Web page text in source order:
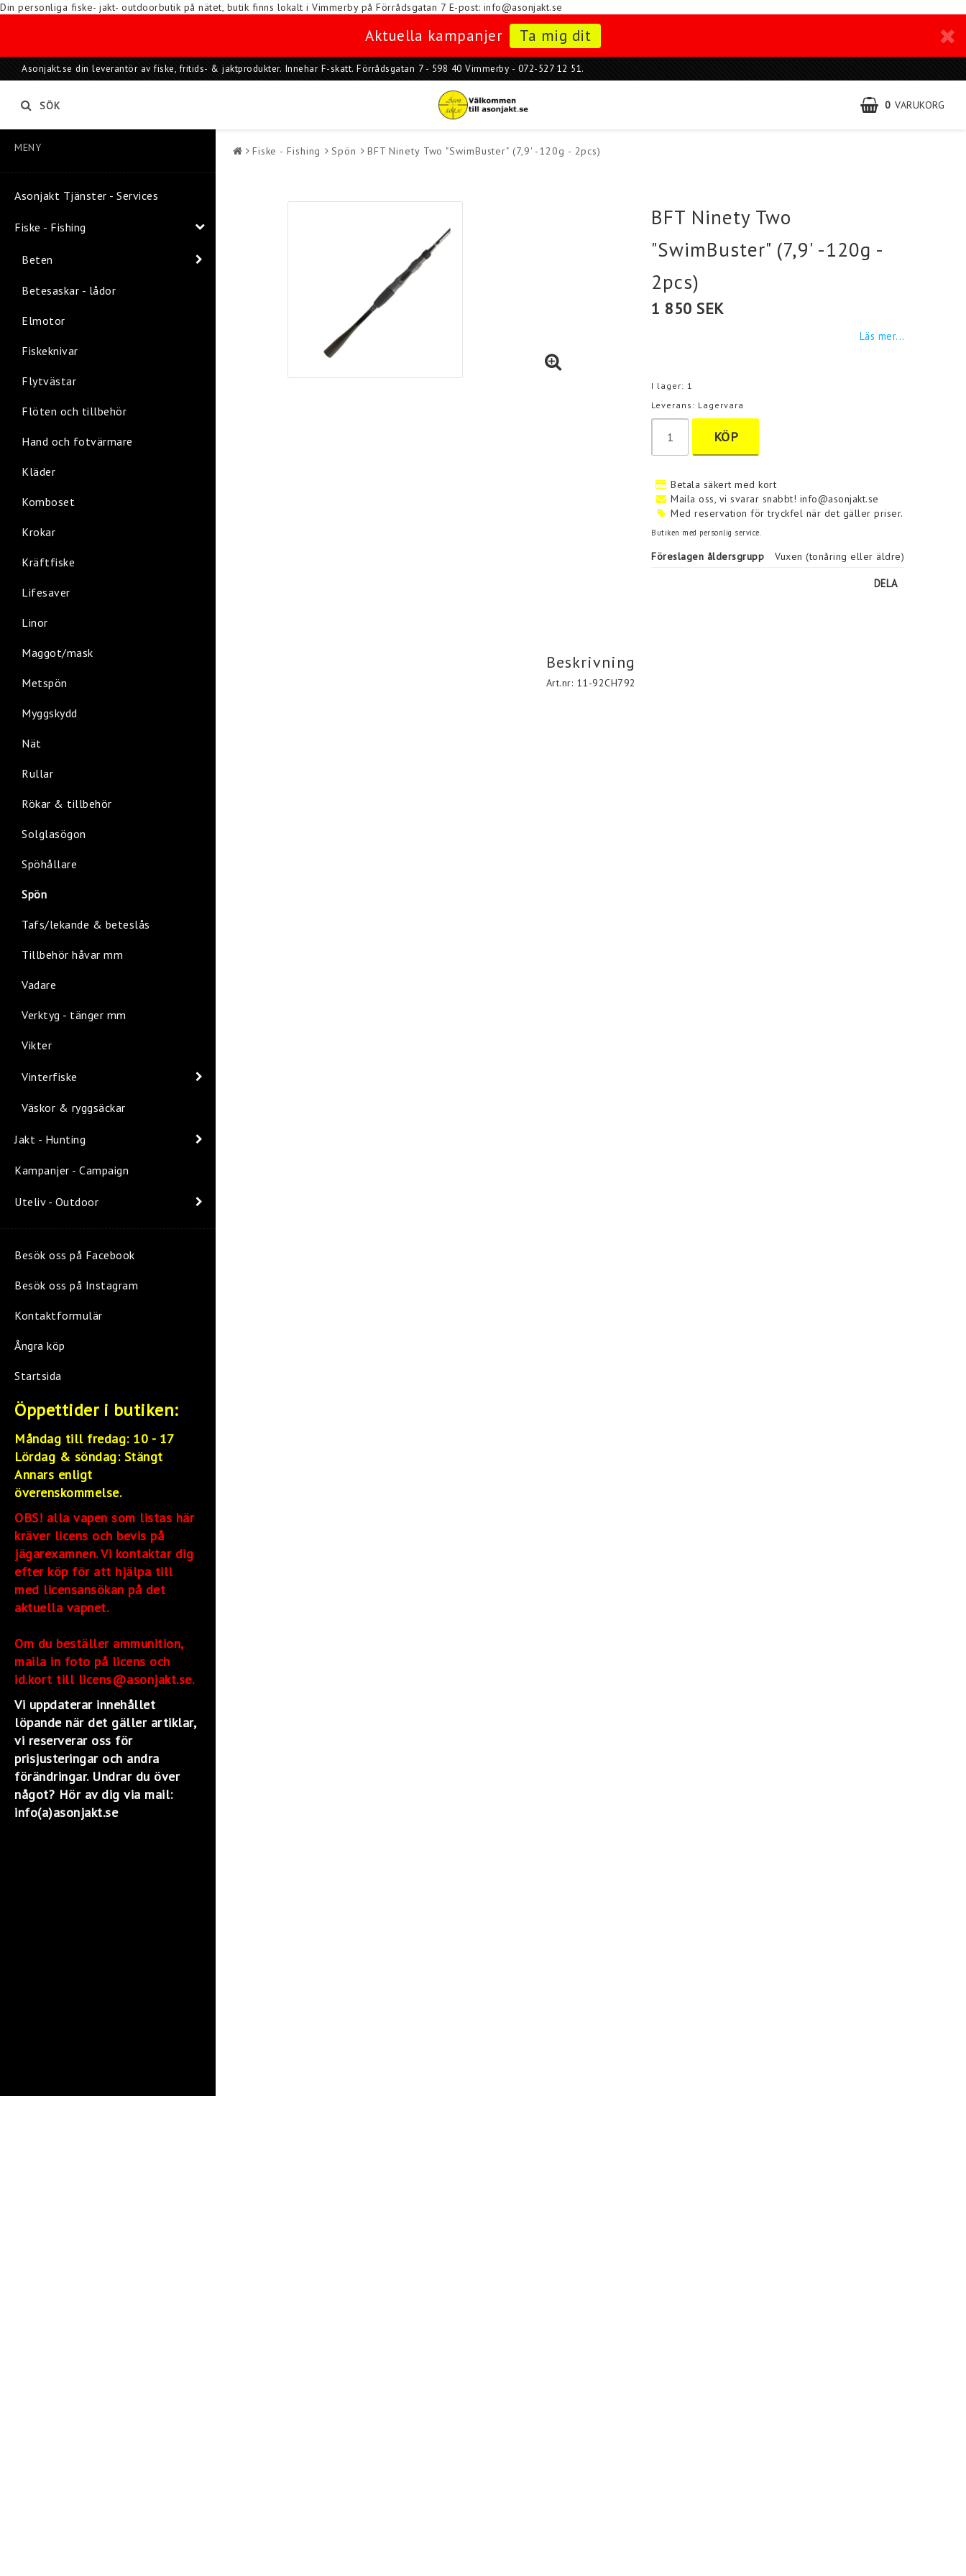
Din personliga fiske- jakt- outdoorbutik på nätet, butik finns lokalt i Vimmerby på Förrådsgatan 7 E-post: info@asonjakt.se
Aktuella kampanjer Ta mig dit
Asonjakt.se din leverantör av fiske, fritids- & jaktprodukter. Innehar F-skatt. Förrådsgatan 7 - 598 40 Vimmerby - 072-527 12 51.
0 VARUKORG
SÖK
MENY
Asonjakt Tjänster - Services
Fiske - Fishing
Beten
Betesaskar - lådor
Elmotor
Fiskeknivar
Flytvästar
Flöten och tillbehör
Hand och fotvärmare
Kläder
Komboset
Krokar
Kräftfiske
Lifesaver
Linor
Maggot/mask
Metspön
Myggskydd
Nät
Rullar
Rökar & tillbehör
Solglasögon
Spöhållare
Spön
Tafs/lekande & beteslås
Tillbehör håvar mm
Vadare
Verktyg - tänger mm
Vikter
Vinterfiske
Väskor & ryggsäckar
Jakt - Hunting
Kampanjer - Campaign
Uteliv - Outdoor
Besök oss på Facebook
Besök oss på Instagram
Kontaktformulär
Ångra köp
Startsida
Öppettider i butiken:
Måndag till fredag: 10 - 17
Lördag & söndag: Stängt
Annars enligt
överenskommelse.
OBS! alla vapen som listas här
kräver licens och bevis på
jägarexamnen. Vi kontaktar dig
efter köp för att hjälpa till
med licensansökan på det
aktuella vapnet.
Om du beställer ammunition,
maila in foto på licens och
id.kort till licens@asonjakt.se.
Vi uppdaterar innehållet
löpande när det gäller artiklar,
vi reserverar oss för
prisjusteringar och andra
förändringar. Undrar du över
något? Hör av dig via mail:
info(a)asonjakt.se
Fiske - Fishing Spön BFT Ninety Two "SwimBuster" (7,9' -120g - 2pcs)
BFT Ninety Two
"SwimBuster" (7,9' -120g -
2pcs)
1 850 SEK
Läs mer...
I lager: 1
Leverans: Lagervara
KÖP
Betala säkert med kort
Maila oss, vi svarar snabbt! info@asonjakt.se
Med reservation för tryckfel när det gäller priser.
Butiken med personlig service.
Föreslagen åldersgrupp Vuxen (tonåring eller äldre)
DELA
Beskrivning
Art.nr: 11-92CH792